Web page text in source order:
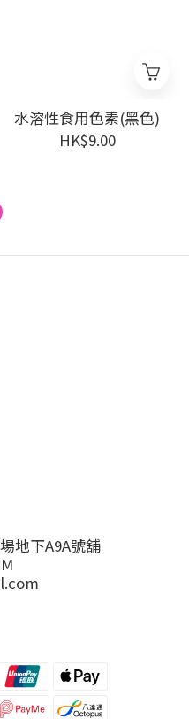
水溶性食用色素(黑色)
HK$9.00
地下A9A號舖